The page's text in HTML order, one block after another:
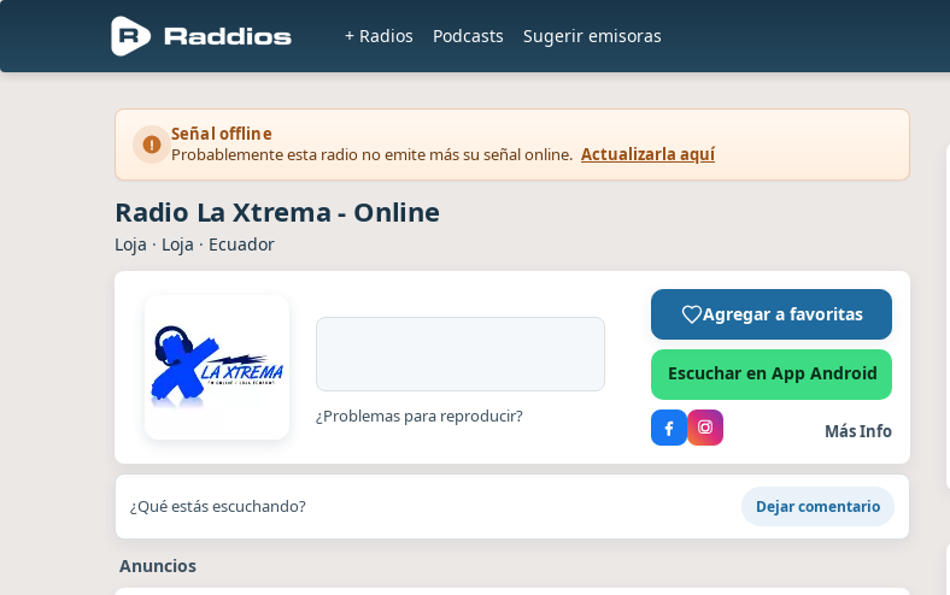
+ Radios Podcasts Sugerir emisoras
Señal offline
Probablemente esta radio no emite más su señal online. Actualizarla aquí
Radio La Xtrema - Online
Loja · Loja · Ecuador
¿Problemas para reproducir?
Agregar a favoritas
Escuchar en App Android
Más Info
¿Qué estás escuchando? Dejar comentario
Anuncios